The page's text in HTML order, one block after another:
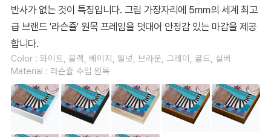
반사가 없는 것이 특징입니다. 그림 가장자리에 5mm의 세계 최고
급 브랜드 '라슨쥴' 원목 프레임을 덧대어 안정감 있는 마감을 제공
합니다.
Color : 화이트, 블랙, 베이지, 월넛, 브라운, 그레이, 골드, 실버
Material : 라슨쥴 수입 원목